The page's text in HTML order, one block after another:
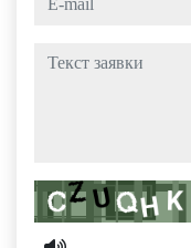
Текст заявки
Captcha